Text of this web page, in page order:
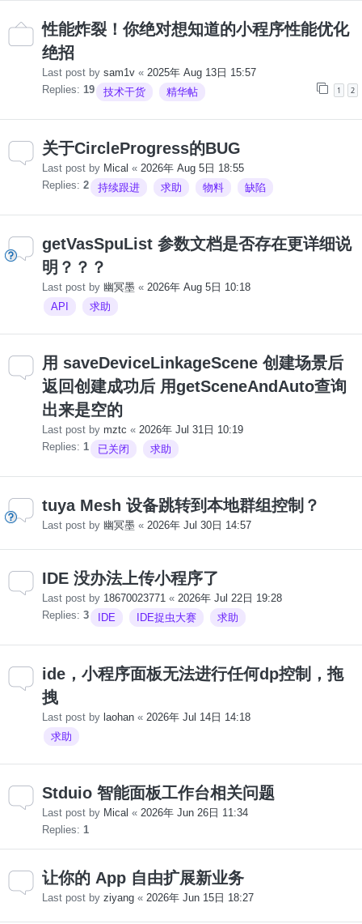
性能炸裂！你绝对想知道的小程序性能优化
绝招
Last post by sam1v « 2025年 Aug 13日 15:57
Replies: 19 1 2
技术干货 精华帖
关于CircleProgress的BUG
Last post by Mical « 2026年 Aug 5日 18:55
Replies: 2 持续跟进 求助 物料 缺陷
getVasSpuList 参数文档是否存在更详细说
明？？？
Last post by 幽冥墨 « 2026年 Aug 5日 10:18
API
求助
用 saveDeviceLinkageScene 创建场景后
返回创建成功后 用getSceneAndAuto查询
出来是空的
Last post by mztc « 2026年 Jul 31日 10:19
Replies: 1 已关闭 求助
tuya Mesh 设备跳转到本地群组控制？
Last post by 幽冥墨 « 2026年 Jul 30日 14:57
IDE 没办法上传小程序了
Last post by 18670023771 « 2026年 Jul 22日 19:28
Replies: 3 IDE IDE捉虫大赛 求助
ide，小程序面板无法进行任何dp控制，拖
拽
Last post by laohan « 2026年 Jul 14日 14:18
求助
Stduio 智能面板工作台相关问题
Last post by Mical « 2026年 Jun 26日 11:34
Replies: 1
让你的 App 自由扩展新业务
Last post by ziyang « 2026年 Jun 15日 18:27